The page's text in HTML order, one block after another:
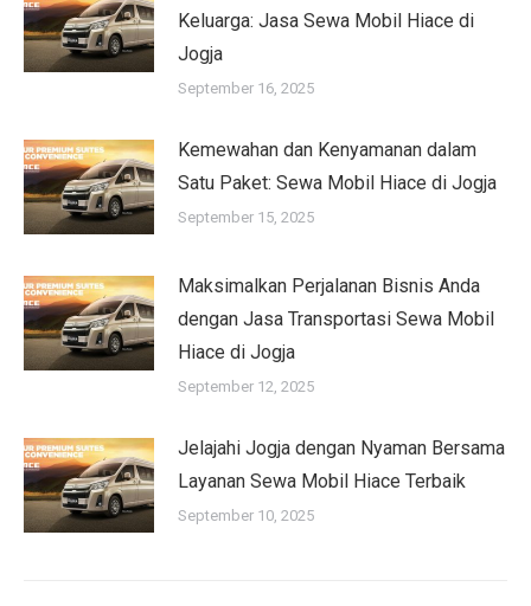
Keluarga: Jasa Sewa Mobil Hiace di
Jogja
September 16, 2025
Kemewahan dan Kenyamanan dalam
Satu Paket: Sewa Mobil Hiace di Jogja
September 15, 2025
Maksimalkan Perjalanan Bisnis Anda
dengan Jasa Transportasi Sewa Mobil
Hiace di Jogja
September 12, 2025
Jelajahi Jogja dengan Nyaman Bersama
Layanan Sewa Mobil Hiace Terbaik
September 10, 2025